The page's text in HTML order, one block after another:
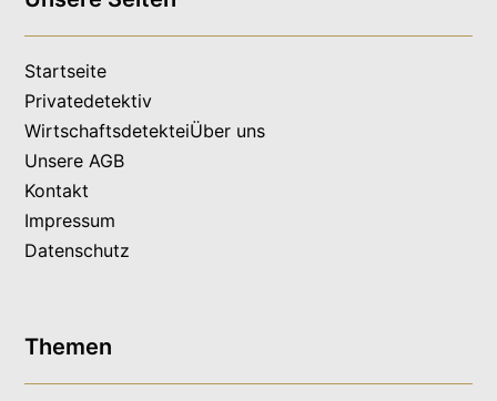
Startseite
Privatedetektiv
WirtschaftsdetekteiÜber uns
Unsere AGB
Kontakt
Impressum
Datenschutz
Themen